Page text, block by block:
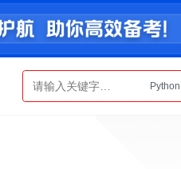
Python
AI智能体